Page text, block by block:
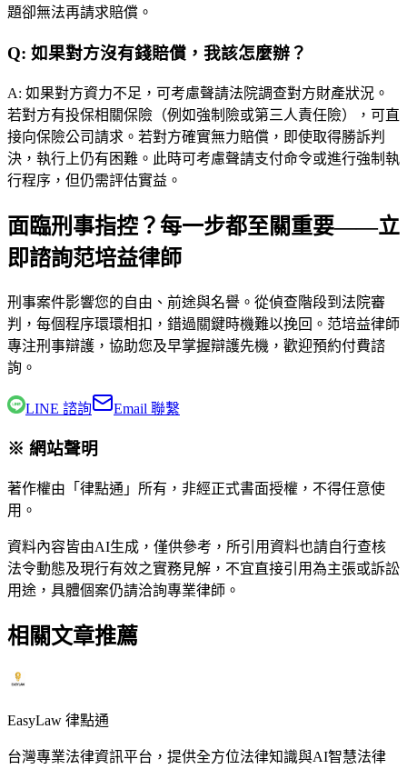
題卻無法再請求賠償。
Q: 如果對方沒有錢賠償，我該怎麼辦？
A: 如果對方資力不足，可考慮聲請法院調查對方財產狀況。
若對方有投保相關保險（例如強制險或第三人責任險），可直
接向保險公司請求。若對方確實無力賠償，即使取得勝訴判
決，執行上仍有困難。此時可考慮聲請支付命令或進行強制執
行程序，但仍需評估實益。
面臨刑事指控？每一步都至關重要——立
即諮詢范培益律師
刑事案件影響您的自由、前途與名譽。從偵查階段到法院審
判，每個程序環環相扣，錯過關鍵時機難以挽回。 范培益律師
專注刑事辯護，協助您及早掌握辯護先機，歡迎預約付費諮
詢。
LINE 諮詢 Email 聯繫
※ 網站聲明
著作權由「律點通」所有，非經正式書面授權，不得任意使
用。
資料內容皆由AI生成，僅供參考，所引用資料也請自行查核
法令動態及現行有效之實務見解，不宜直接引用為主張或訴訟
用途，具體個案仍請洽詢專業律師。
相關文章推薦
EasyLaw 律點通
台灣專業法律資訊平台，提供全方位法律知識與AI智慧法律